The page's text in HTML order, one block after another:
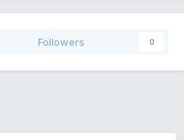
Followers 0